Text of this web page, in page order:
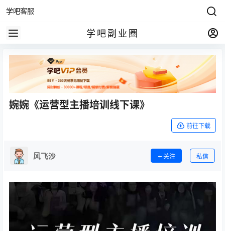
学吧客服
学吧副业圈
婉婉《运营型主播培训线下课》
前往下载
风飞沙 关注 私信